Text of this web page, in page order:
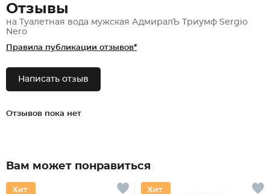
Отзывы
на Туалетная вода мужская АдмиралЪ Триумф Sergio
Nero
Правила публикации отзывов*
Написать отзыв
Отзывов пока нет
Вам может понравиться